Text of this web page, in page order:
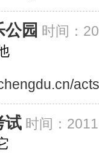
公园 时间：
试 时间：